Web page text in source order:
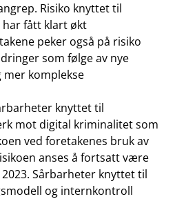
Risiko knyttet til
fått klart økt
peker også på risiko
som følge av nye
mer komplekse
knyttet til
mot digital kriminalitet som
ved foretakenes bruk av
anses å fortsatt være
Sårbarheter knyttet til
og internkontroll